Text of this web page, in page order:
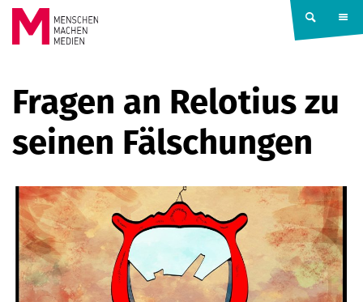
Springe zum Inhalt
MACHEN
MEDIEN
Fragen an Relotius zu
seinen Fälschungen